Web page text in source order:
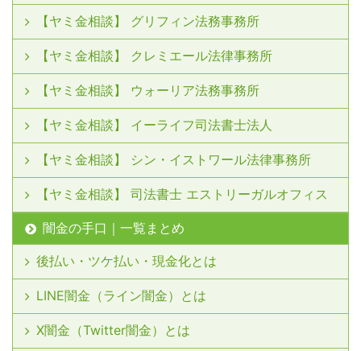
【ヤミ金相談】 グリフィン法務事務所
【ヤミ金相談】 クレミエール法律事務所
【ヤミ金相談】 ウォーリア法務事務所
【ヤミ金相談】 イーライフ司法書士法人
【ヤミ金相談】 シン・イストワール法律事務所
【ヤミ金相談】 司法書士 エストリーガルオフィス
闇金の手口｜一覧まとめ
後払い・ツケ払い・現金化とは
LINE闇金（ライン闇金）とは
X闇金（Twitter闇金）とは